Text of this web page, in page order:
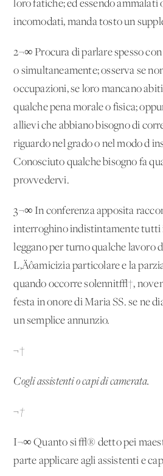
loro fatiche; ed essendo ammalati
incomodati, manda tosto un
2¬∞ Procura di parlare spesso
o simultaneamente; osserva se
occupazioni, se loro mancano
qualche pena morale o fisica;
allievi che abbiano bisogno di
riguardo nel grado o nel modo
Conosciuto qualche bisogno fa
provvedervi.
3¬∞ In conferenza apposita
interroghino indistintamente tutti
leggano per turno qualche lavoro
L‚Äôamicizia particolare e la
quando occorre solennit√†,
festa in onore di Maria SS. se ne
un semplice annunzio.
¬†
Cogli assistenti o capi di camerata.
¬†
I¬∞ Quanto si √® detto pei
parte applicare agli assistenti e